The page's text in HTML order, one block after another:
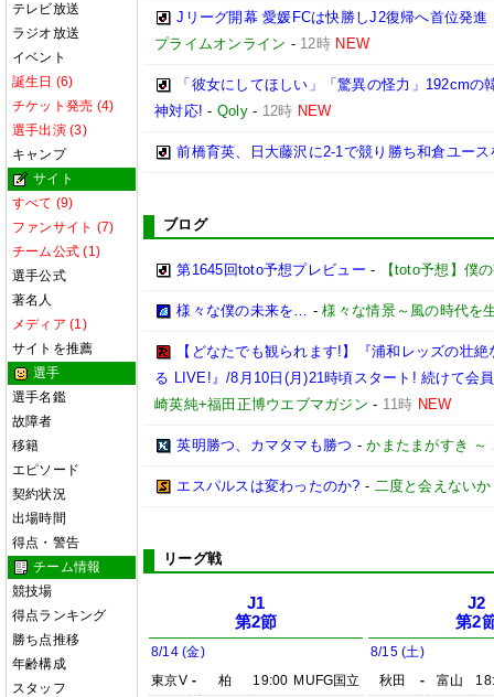
テレビ放送
ラジオ放送
イベント
誕生日 (6)
チケット発売 (4)
選手出演 (3)
キャンプ
サイト
すべて (9)
ファンサイト (7)
チーム公式 (1)
選手公式
著名人
メディア (1)
サイトを推薦
選手
選手名鑑
故障者
移籍
エピソード
契約状況
出場時間
得点・警告
チーム情報
競技場
得点ランキング
勝ち点推移
年齢構成
スタッフ
Jリーグ開幕 愛媛FCは快勝しJ2復帰へ首位発
プライムオンライン - 12時 NEW
「彼女にしてほしい」「驚異の怪力」192cm
神対応! - Qoly- 12時 NEW
前橋育英、日大藤沢に2-1で競り勝ち和倉ユース
ブログ
第1645回toto予想プレビュー - 【toto予想】僕
様々な僕の未来を… -様々な情景～風の時代を
【どなたでも観られます!】『浦和レッズの壮
る LIVE!』/8月10日(月)21時頃スタート! 続けて会
崎英純+福田正博ウエブマガジン - 11時 NEW
英明勝つ、カマタマも勝つ -かまたまがすき ～
エスパルスは変わったのか? - 二度と会えない
リーグ戦
J1
第2節
8/14 (金)
東京V - 柏 19:00 MUFG国立
J2
第2
8/15 (土)
秋田
- 富山